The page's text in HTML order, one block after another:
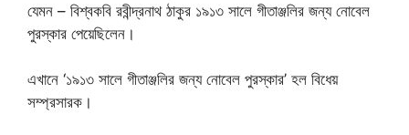
যেমন – বিশ্বকবি রবীন্দ্রনাথ ঠাকুর ১৯১৩ সালে গীতাঞ্জলির জন্য নোবেল
পুরস্কার পেয়েছিলেন।
এখানে ‘১৯১৩ সালে গীতাঞ্জলির জন্য নোবেল পুরস্কার’ হল বিধেয়
সম্প্রসারক।